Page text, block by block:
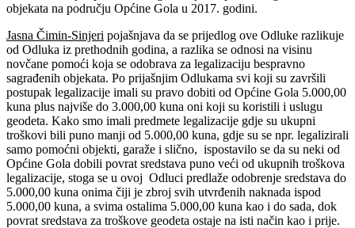
objekata na području Općine Gola u 2017. godini.
Jasna Čimin-Sinjeri pojašnjava da se prijedlog ove Odluke razlikuje
od Odluka iz prethodnih godina, a razlika se odnosi na visinu
novčane pomoći koja se odobrava za legalizaciju bespravno
sagrađenih objekata. Po prijašnjim Odlukama svi koji su završili
postupak legalizacije imali su pravo dobiti od Općine Gola 5.000,00
kuna plus najviše do 3.000,00 kuna oni koji su koristili i uslugu
geodeta. Kako smo imali predmete legalizacije gdje su ukupni
troškovi bili puno manji od 5.000,00 kuna, gdje su se npr. legalizirali
samo pomoćni objekti, garaže i slično, ispostavilo se da su neki od
Općine Gola dobili povrat sredstava puno veći od ukupnih troškova
legalizacije, stoga se u ovoj Odluci predlaže odobrenje sredstava do
5.000,00 kuna onima čiji je zbroj svih utvrđenih naknada ispod
5.000,00 kuna, a svima ostalima 5.000,00 kuna kao i do sada, dok
povrat sredstava za troškove geodeta ostaje na isti način kao i prije.